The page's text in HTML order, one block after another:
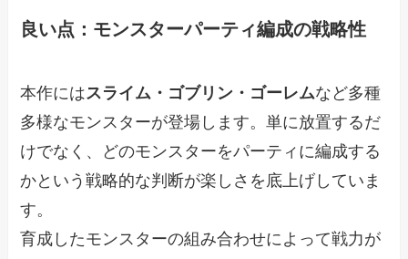
良い点：モンスターパーティ編成の戦略性
本作にはスライム・ゴブリン・ゴーレムなど多種
多様なモンスターが登場します。単に放置するだ
けでなく、どのモンスターをパーティに編成する
かという戦略的な判断が楽しさを底上げしていま
す。
育成したモンスターの組み合わせによって戦力が